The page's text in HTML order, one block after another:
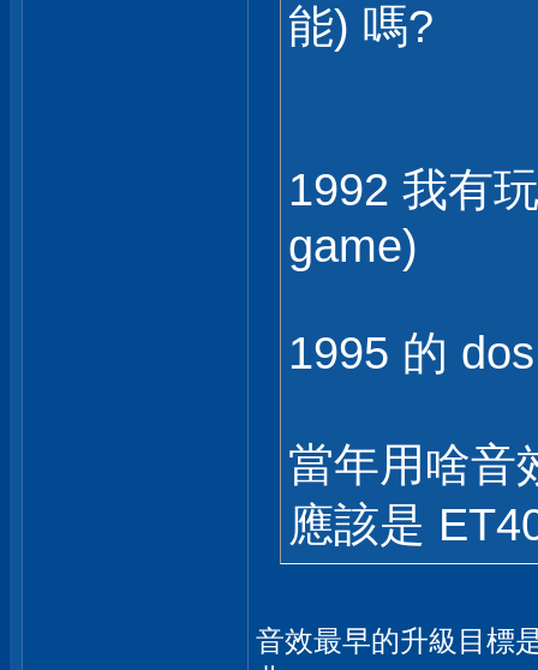
能) 嗎?
1992 我有
game)
1995 的
當年用啥音
應該是
音效最早的升級目標